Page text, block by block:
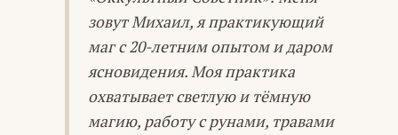
зовут Михаил, я практикующий
маг с 20-летним опытом и даром
ясновидения. Моя практика
охватывает светлую и тёмную
магию, работу с рунами, травами